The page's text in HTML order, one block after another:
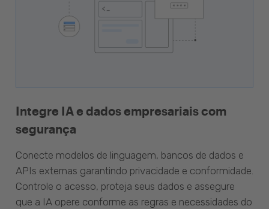
Integre IA e dados empresariais com
segurança
Conecte modelos de linguagem, bancos de dados e
APIs externas garantindo privacidade e conformidade.
Controle o acesso, proteja seus dados e assegure
que a IA opere conforme as regras e necessidades do